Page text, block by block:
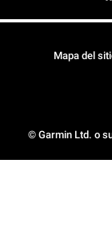
© Garmin Ltd. o
Mapa del